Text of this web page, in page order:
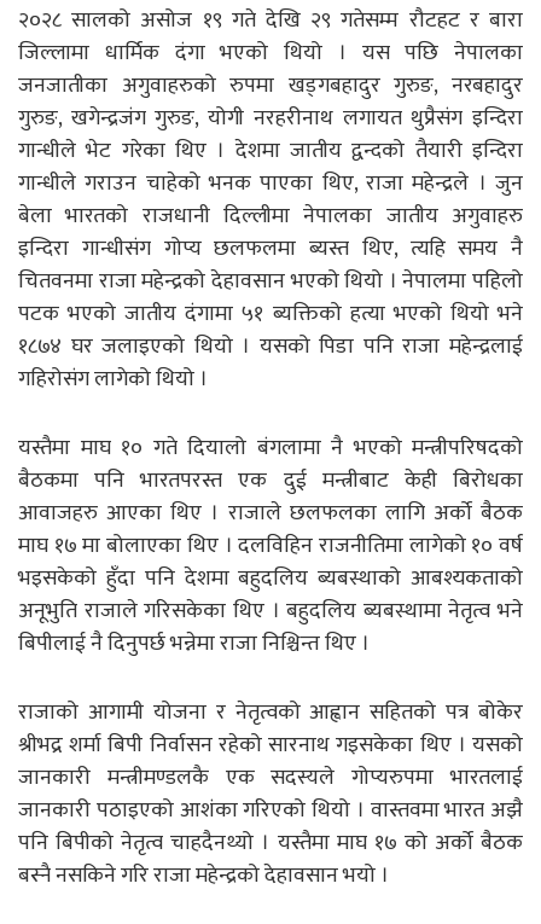
२०२८ सालको असोज १९ गते देखि २९ गतेसम्म रौटहट र बारा
जिल्लामा धार्मिक दंगा भएको थियो । यस पछि नेपालका
जनजातीका अगुवाहरुको रुपमा खड्गबहादुर गुरुङ, नरबहादुर
गुरुङ, खगेन्द्रजंग गुरुङ, योगी नरहरीनाथ लगायत थुप्रैसंग इन्दिरा
गान्धीले भेट गरेका थिए । देशमा जातीय द्वन्दको तैयारी इन्दिरा
गान्धीले गराउन चाहेको भनक पाएका थिए, राजा महेन्द्रले । जुन
बेला भारतको राजधानी दिल्लीमा नेपालका जातीय अगुवाहरु
इन्दिरा गान्धीसंग गोप्य छलफलमा ब्यस्त थिए, त्यहि समय नै
चितवनमा राजा महेन्द्रको देहावसान भएको थियो । नेपालमा पहिलो
पटक भएको जातीय दंगामा ५१ ब्यक्तिको हत्या भएको थियो भने
१८७४ घर जलाइएको थियो । यसको पिडा पनि राजा महेन्द्रलाई
गहिरोसंग लागेको थियो ।
यस्तैमा माघ १० गते दियालो बंगलामा नै भएको मन्त्रीपरिषदको
बैठकमा पनि भारतपरस्त एक दुई मन्त्रीबाट केही बिरोधका
आवाजहरु आएका थिए । राजाले छलफलका लागि अर्को बैठक
माघ १७ मा बोलाएका थिए । दलविहिन राजनीतिमा लागेको १० वर्ष
भइसकेको हुँदा पनि देशमा बहुदलिय ब्यबस्थाको आबश्यकताको
अनूभुति राजाले गरिसकेका थिए । बहुदलिय ब्यबस्थामा नेतृत्व भने
बिपीलाई नै दिनुपर्छ भन्नेमा राजा निश्चिन्त थिए ।
राजाको आगामी योजना र नेतृत्वको आह्वान सहितको पत्र बोकेर
श्रीभद्र शर्मा बिपी निर्वासन रहेको सारनाथ गइसकेका थिए । यसको
जानकारी मन्त्रीमण्डलकै एक सदस्यले गोप्यरुपमा भारतलाई
जानकारी पठाइएको आशंका गरिएको थियो । वास्तवमा भारत अझै
पनि बिपीको नेतृत्व चाहदैनथ्यो । यस्तैमा माघ १७ को अर्को बैठक
बस्नै नसकिने गरि राजा महेन्द्रको देहावसान भयो ।